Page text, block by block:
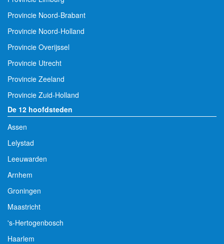
Provincie Noord-Brabant
Provincie Noord-Holland
Provincie Overijssel
Provincie Utrecht
Provincie Zeeland
Provincie Zuid-Holland
De 12 hoofdsteden
Assen
Lelystad
Leeuwarden
Arnhem
Groningen
Maastricht
's-Hertogenbosch
Haarlem